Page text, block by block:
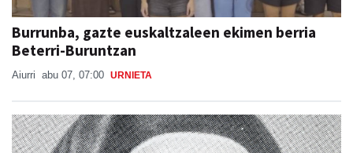
Burrunba, gazte euskaltzaleen ekimen berria
Beterri-Buruntzan
Aiurri abu 07, 07:00 URNIETA